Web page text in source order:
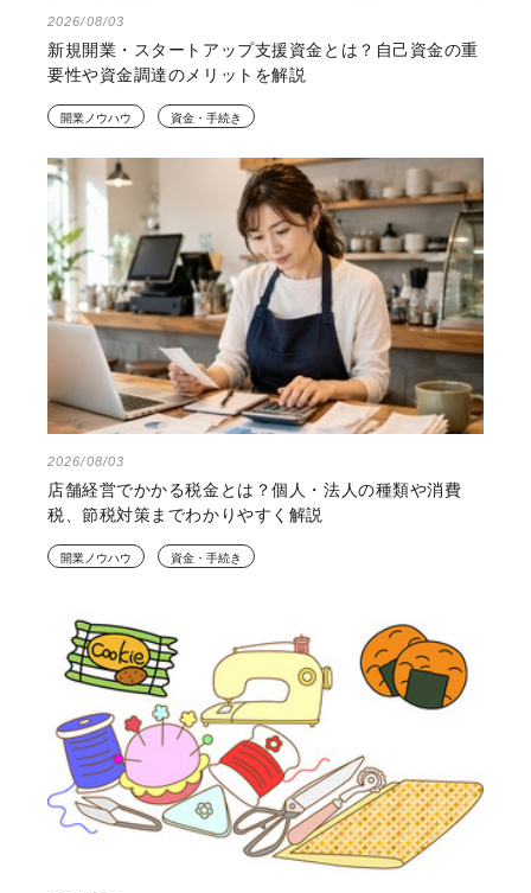
2026/08/03
新規開業・スタートアップ支援資金とは？自己資金の重
要性や資金調達のメリットを解説
開業ノウハウ 資金・手続き
2026/08/03
店舗経営でかかる税金とは？個人・法人の種類や消費
税、節税対策までわかりやすく解説
開業ノウハウ 資金・手続き